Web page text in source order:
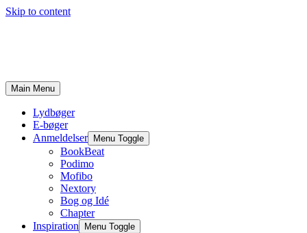
Skip to content
Main Menu
Lydbøger
E-bøger
Anmeldelser
Menu Toggle
BookBeat
Podimo
Mofibo
Nextory
Bog og Idé
Chapter
Inspiration
Menu Toggle